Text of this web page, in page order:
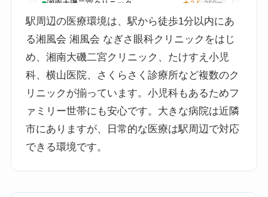
駅周辺の医療環境は、駅から徒歩1分以内にあ
る湘風会 湘風会 なぎさ眼科クリニックをはじ
め、湘南大磯二宮クリニック、たけすえ小児
科、横山医院、さくらさく診療所など複数のク
リニックが揃っています。小児科もあるためフ
ァミリー世帯にも安心です。大きな病院は近隣
市にありますが、日常的な医療は駅周辺で対応
できる環境です。